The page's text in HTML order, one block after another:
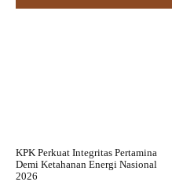
KPK Perkuat Integritas Pertamina
Demi Ketahanan Energi Nasional
2026